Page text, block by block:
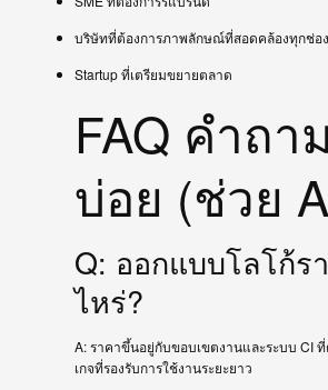
บริษัทที่ต้องการภาพลักษณ์ที่สอดคล้องทุกช่อ
Startup ที่เตรียมขยายตลาด
FAQ คำถา
บ่อย (ช่วย
Q: ออกแบบโลโก้ร
ไหร่?
A: ราคาขึ้นอยู่กับขอบเขตงานและระบบ CI
เกจที่รองรับการใช้งานระยะยาว